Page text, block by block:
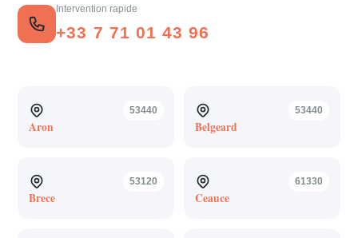
Intervention rapide
+33 7 71 01 43 96
53440
Aron
53440
Belgeard
53120
Brece
61330
Ceauce